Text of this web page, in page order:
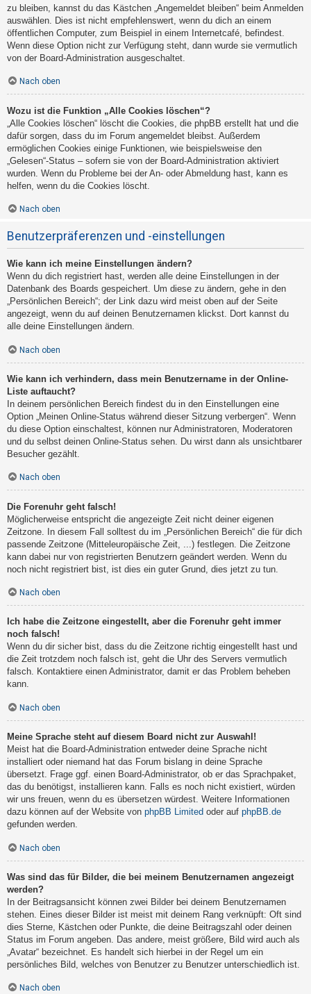
zu bleiben, kannst du das Kästchen „Angemeldet bleiben“ beim Anmelden
auswählen. Dies ist nicht empfehlenswert, wenn du dich an einem
öffentlichen Computer, zum Beispiel in einem Internetcafé, befindest.
Wenn diese Option nicht zur Verfügung steht, dann wurde sie vermutlich
von der Board-Administration ausgeschaltet.
Nach oben
Wozu ist die Funktion „Alle Cookies löschen“?
„Alle Cookies löschen“ löscht die Cookies, die phpBB erstellt hat und die
dafür sorgen, dass du im Forum angemeldet bleibst. Außerdem
ermöglichen Cookies einige Funktionen, wie beispielsweise den
„Gelesen“-Status – sofern sie von der Board-Administration aktiviert
wurden. Wenn du Probleme bei der An- oder Abmeldung hast, kann es
helfen, wenn du die Cookies löscht.
Nach oben
Benutzerpräferenzen und -einstellungen
Wie kann ich meine Einstellungen ändern?
Wenn du dich registriert hast, werden alle deine Einstellungen in der
Datenbank des Boards gespeichert. Um diese zu ändern, gehe in den
„Persönlichen Bereich“; der Link dazu wird meist oben auf der Seite
angezeigt, wenn du auf deinen Benutzernamen klickst. Dort kannst du
alle deine Einstellungen ändern.
Nach oben
Wie kann ich verhindern, dass mein Benutzername in der Online-
Liste auftaucht?
In deinem persönlichen Bereich findest du in den Einstellungen eine
Option „Meinen Online-Status während dieser Sitzung verbergen“. Wenn
du diese Option einschaltest, können nur Administratoren, Moderatoren
und du selbst deinen Online-Status sehen. Du wirst dann als unsichtbarer
Besucher gezählt.
Nach oben
Die Forenuhr geht falsch!
Möglicherweise entspricht die angezeigte Zeit nicht deiner eigenen
Zeitzone. In diesem Fall solltest du im „Persönlichen Bereich“ die für dich
passende Zeitzone (Mitteleuropäische Zeit, ...) festlegen. Die Zeitzone
kann dabei nur von registrierten Benutzern geändert werden. Wenn du
noch nicht registriert bist, ist dies ein guter Grund, dies jetzt zu tun.
Nach oben
Ich habe die Zeitzone eingestellt, aber die Forenuhr geht immer
noch falsch!
Wenn du dir sicher bist, dass du die Zeitzone richtig eingestellt hast und
die Zeit trotzdem noch falsch ist, geht die Uhr des Servers vermutlich
falsch. Kontaktiere einen Administrator, damit er das Problem beheben
kann.
Nach oben
Meine Sprache steht auf diesem Board nicht zur Auswahl!
Meist hat die Board-Administration entweder deine Sprache nicht
installiert oder niemand hat das Forum bislang in deine Sprache
übersetzt. Frage ggf. einen Board-Administrator, ob er das Sprachpaket,
das du benötigst, installieren kann. Falls es noch nicht existiert, würden
wir uns freuen, wenn du es übersetzen würdest. Weitere Informationen
dazu können auf der Website von phpBB Limited oder auf phpBB.de
gefunden werden.
Nach oben
Was sind das für Bilder, die bei meinem Benutzernamen angezeigt
werden?
In der Beitragsansicht können zwei Bilder bei deinem Benutzernamen
stehen. Eines dieser Bilder ist meist mit deinem Rang verknüpft: Oft sind
dies Sterne, Kästchen oder Punkte, die deine Beitragszahl oder deinen
Status im Forum angeben. Das andere, meist größere, Bild wird auch als
„Avatar“ bezeichnet. Es handelt sich hierbei in der Regel um ein
persönliches Bild, welches von Benutzer zu Benutzer unterschiedlich ist.
Nach oben